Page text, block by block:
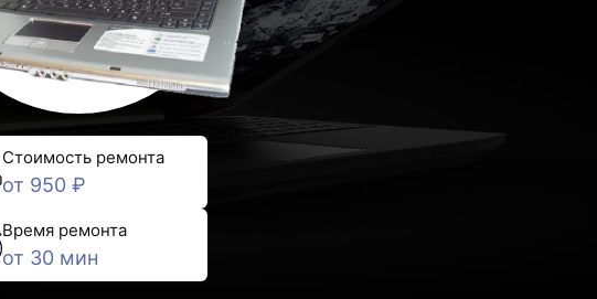
Стоимость ремонта
от 950 ₽
Время ремонта
от 30 мин